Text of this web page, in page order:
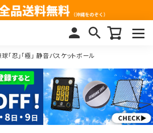
「忍」「極」 静音バスケットボール